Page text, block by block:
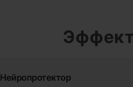
Нейропротектор